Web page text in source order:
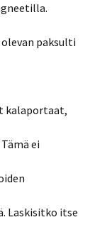
paksulti
kalaportaat,
ei
Laskisitko itse